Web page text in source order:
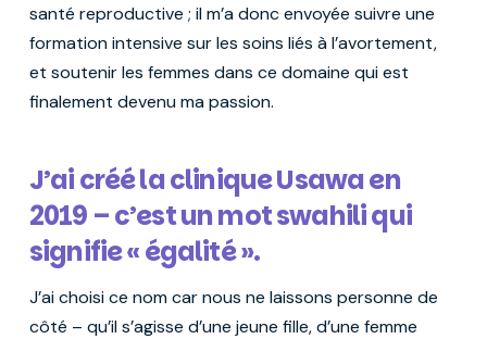
santé reproductive ; il m’a donc envoyée suivre une
formation intensive sur les soins liés à l’avortement,
et soutenir les femmes dans ce domaine qui est
finalement devenu ma passion.
J’ai créé la clinique Usawa en
2019 – c’est un mot swahili qui
signifie « égalité ».
J’ai choisi ce nom car nous ne laissons personne de
côté – qu’il s’agisse d’une jeune fille, d’une femme